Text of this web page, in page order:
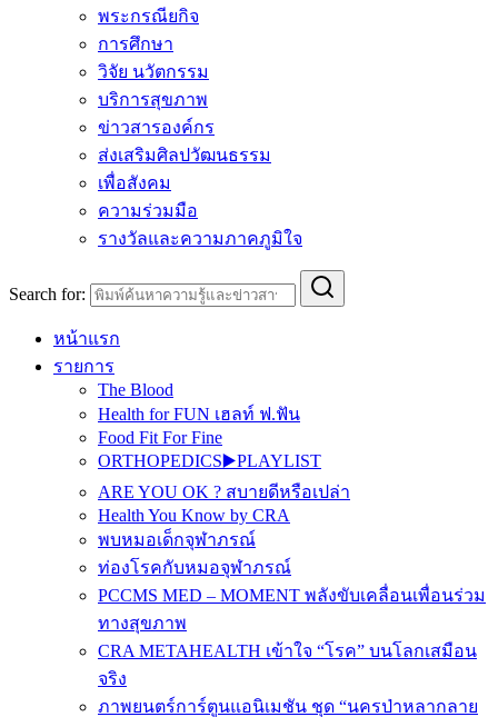
พระกรณียกิจ
การศึกษา
วิจัย นวัตกรรม
บริการสุขภาพ
ข่าวสารองค์กร
ส่งเสริมศิลปวัฒนธรรม
เพื่อสังคม
ความร่วมมือ
รางวัลและความภาคภูมิใจ
Search for:
หน้าแรก
รายการ
The Blood
Health for FUN เฮลท์ ฟ.ฟัน
Food Fit For Fine
ORTHOPEDICS▶️PLAYLIST
ARE YOU OK ? สบายดีหรือเปล่า
Health You Know by CRA
พบหมอเด็กจุฬาภรณ์
ท่องโรคกับหมอจุฬาภรณ์
PCCMS MED – MOMENT พลังขับเคลื่อนเพื่อนร่วม
ทางสุขภาพ
CRA METAHEALTH เข้าใจ “โรค” บนโลกเสมือน
จริง
ภาพยนตร์การ์ตูนแอนิเมชัน ชุด “นครป่าหลากลาย